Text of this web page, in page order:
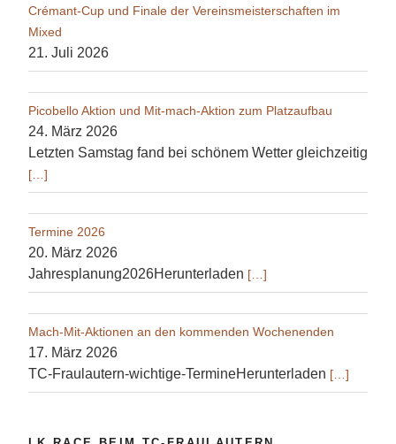
Crémant-Cup und Finale der Vereinsmeisterschaften im
Mixed
21. Juli 2026
Picobello Aktion und Mit-mach-Aktion zum Platzaufbau
24. März 2026
Letzten Samstag fand bei schönem Wetter gleichzeitig
[…]
Termine 2026
20. März 2026
Jahresplanung2026Herunterladen […]
Mach-Mit-Aktionen an den kommenden Wochenenden
17. März 2026
TC-Fraulautern-wichtige-TermineHerunterladen […]